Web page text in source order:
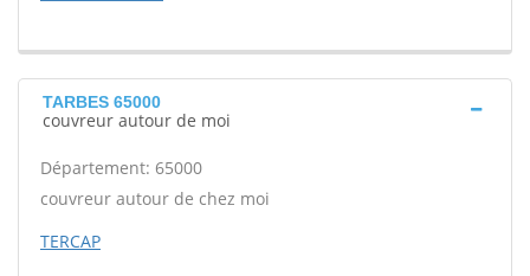
TARBES 65000
couvreur autour de moi
Département: 65000
couvreur autour de chez moi
TERCAP